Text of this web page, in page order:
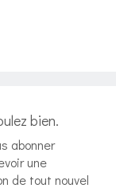
bien.
abonner
une
de tout nouvel